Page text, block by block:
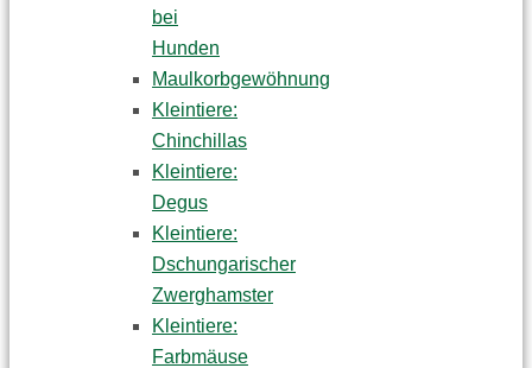
bei
Hunden
Maulkorbgewöhnung
Kleintiere:
Chinchillas
Kleintiere:
Degus
Kleintiere:
Dschungarischer
Zwerghamster
Kleintiere:
Farbmäuse